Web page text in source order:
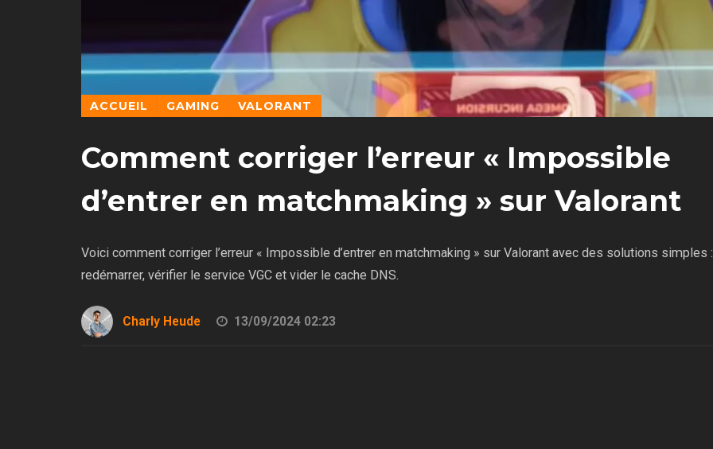
ACCUEIL GAMING VALORANT
Comment corriger l’erreur « Impossible
d’entrer en matchmaking » sur Valorant
Voici comment corriger l’erreur « Impossible d’entrer en matchmaking » sur Valorant avec des solutions simples :
redémarrer, vérifier le service VGC et vider le cache DNS.
Charly Heude 13/09/2024 02:23